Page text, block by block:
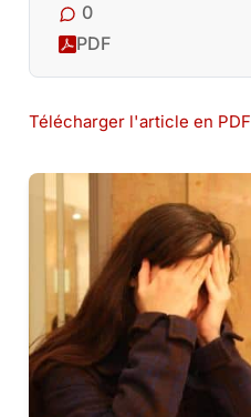
0
PDF
Télécharger l'article en PDF